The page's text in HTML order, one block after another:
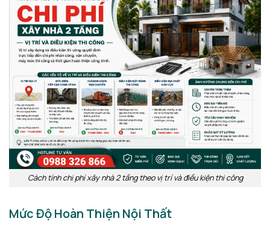
Cách tính chi phí xây nhà 2 tầng theo vị trí và điều kiện thi công
Mức Độ Hoàn Thiện Nội Thất